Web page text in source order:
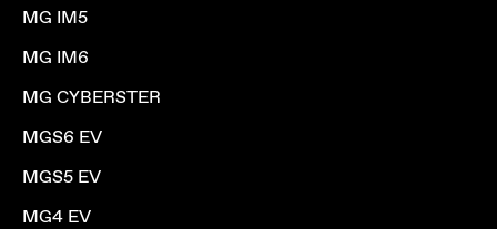
MG IM5
MG IM6
MG CYBERSTER
MGS6 EV
MGS5 EV
MG4 EV